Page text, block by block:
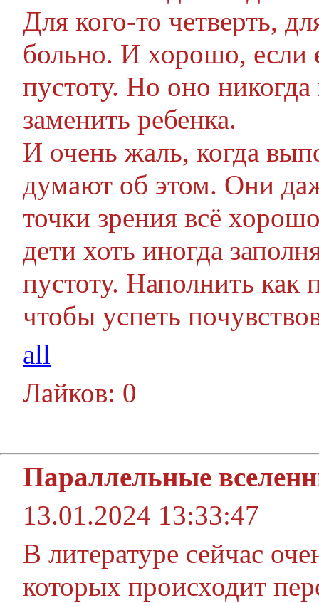
Для кого-то четверть,
больно. И хорошо, если
пустоту. Но оно
заменить ребенка.
И очень жаль, когда
думают об этом. Они
точки зрения всё
дети хоть иногда
пустоту. Наполнить
чтобы успеть
all
Лайков: 0
Параллельные
13.01.2024 13:33:47
В литературе сейчас
которых происходит